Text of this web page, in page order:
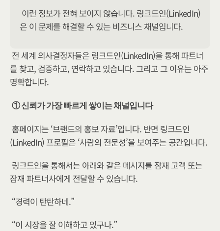
이런 정보가 전혀 보이지 않습니다. 링크드인(LinkedIn)
은 이 문제를 해결할 수 있는 비즈니스 채널입니다.
전 세계 의사결정자들은 링크드인(LinkedIn)을 통해 파트너
를 찾고, 검증하고, 연락하고 있습니다. 그리고 그 이유는 아주
명확합니다.
① 신뢰가 가장 빠르게 쌓이는 채널입니다
홈페이지는 ‘브랜드의 홍보 자료’입니다. 반면 링크드인
(LinkedIn) 프로필은 ‘사람의 전문성’을 보여주는 공간입니다.
링크드인을 통해서는 아래와 같은 메시지를 잠재 고객 또는
잠재 파트너사에게 전달할 수 있습니다.
“경력이 탄탄하네.”
“이 시장을 잘 이해하고 있구나.”